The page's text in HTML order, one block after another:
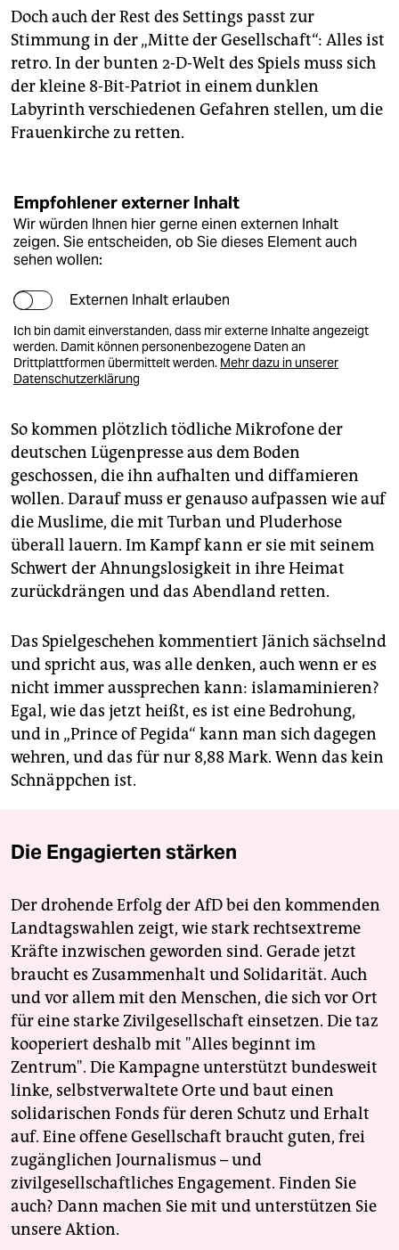
Doch auch der Rest des Settings passt zur
Stimmung in der „Mitte der Gesellschaft“: Alles ist
retro. In der bunten 2-D-Welt des Spiels muss sich
der kleine 8-Bit-Patriot in einem dunklen
Labyrinth verschiedenen Gefahren stellen, um die
Frauenkirche zu retten.
Empfohlener externer Inhalt
Wir würden Ihnen hier gerne einen externen Inhalt
zeigen. Sie entscheiden, ob Sie dieses Element auch
sehen wollen:
Externen Inhalt erlauben
Ich bin damit einverstanden, dass mir externe Inhalte angezeigt
werden. Damit können personenbezogene Daten an
Drittplattformen übermittelt werden. Mehr dazu in unserer
Datenschutzerklärung
So kommen plötzlich tödliche Mikrofone der
deutschen Lügenpresse aus dem Boden
geschossen, die ihn aufhalten und diffamieren
wollen. Darauf muss er genauso aufpassen wie auf
die Muslime, die mit Turban und Pluderhose
überall lauern. Im Kampf kann er sie mit seinem
Schwert der Ahnungslosigkeit in ihre Heimat
zurückdrängen und das Abendland retten.
Das Spielgeschehen kommentiert Jänich sächselnd
und spricht aus, was alle denken, auch wenn er es
nicht immer aussprechen kann: islamaminieren?
Egal, wie das jetzt heißt, es ist eine Bedrohung,
und in „Prince of Pegida“ kann man sich dagegen
wehren, und das für nur 8,88 Mark. Wenn das kein
Schnäppchen ist.
Die Engagierten stärken
Der drohende Erfolg der AfD bei den kommenden
Landtagswahlen zeigt, wie stark rechtsextreme
Kräfte inzwischen geworden sind. Gerade jetzt
braucht es Zusammenhalt und Solidarität. Auch
und vor allem mit den Menschen, die sich vor Ort
für eine starke Zivilgesellschaft einsetzen. Die taz
kooperiert deshalb mit "Alles beginnt im
Zentrum". Die Kampagne unterstützt bundesweit
linke, selbstverwaltete Orte und baut einen
solidarischen Fonds für deren Schutz und Erhalt
auf. Eine offene Gesellschaft braucht guten, frei
zugänglichen Journalismus – und
zivilgesellschaftliches Engagement. Finden Sie
auch? Dann machen Sie mit und unterstützen Sie
unsere Aktion.